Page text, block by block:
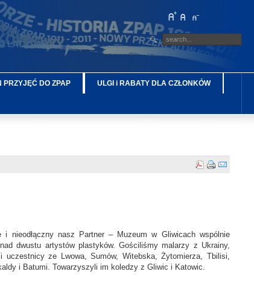
PRZYJĘĆ DO ZPAP ULGI i RABATY DLA CZŁONKÓW
nieodłączny nasz Partner – Muzeum w Gliwicach wspólnie
dwustu artystów plastyków. Gościliśmy malarzy z Ukrainy,
ze Lwowa, Sumów, Witebska, Żytomierza, Tbilisi,
i Batumi. Towarzyszyli im koledzy z Gliwic i Katowic.